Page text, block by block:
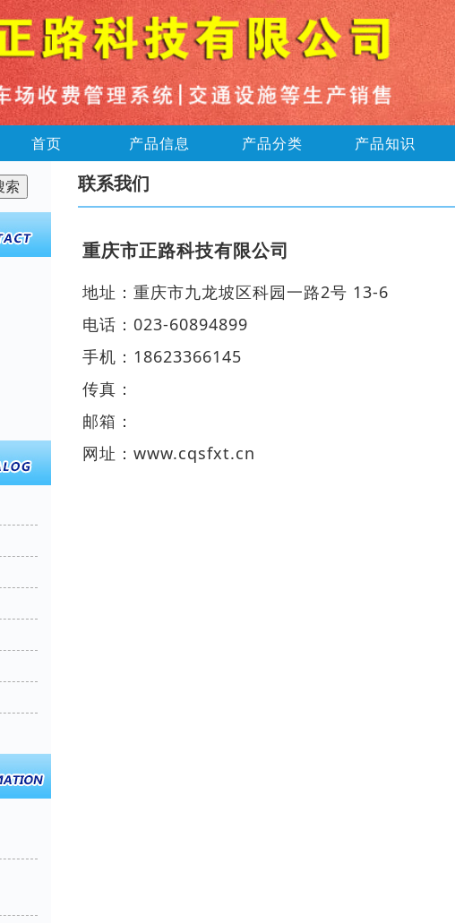
首页 产品信息 产品分类 产品知识
联系我们
重庆市正路科技有限公司
地址：重庆市九龙坡区科园一路2号 13-6
电话：023-60894899
手机：18623366145
传真：
邮箱：
网址： www.cqsfxt.cn